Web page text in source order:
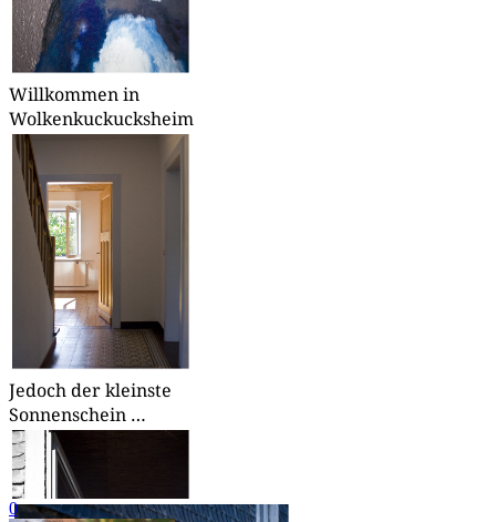
Will­kom­men in
Wolkenkuckucksheim
Jedoch der kleins­te
Sonnenschein …
0